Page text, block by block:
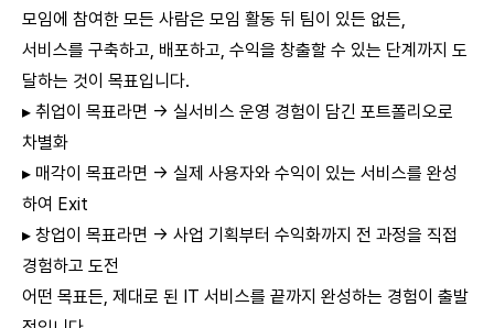
모임에 참여한 모든 사람은 모임 활동 뒤 팀이 있든 없든,
서비스를 구축하고, 배포하고, 수익을 창출할 수 있는 단계까지 도
달하는 것이 목표입니다.
▸ 취업이 목표라면 → 실서비스 운영 경험이 담긴 포트폴리오로
차별화
▸ 매각이 목표라면 → 실제 사용자와 수익이 있는 서비스를 완성
하여 Exit
▸ 창업이 목표라면 → 사업 기획부터 수익화까지 전 과정을 직접
경험하고 도전
어떤 목표든, 제대로 된 IT 서비스를 끝까지 완성하는 경험이 출발